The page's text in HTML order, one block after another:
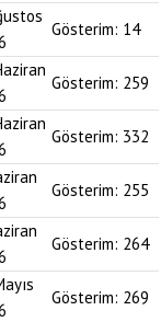
Gösterim: 14
Gösterim: 259
Gösterim: 332
Gösterim: 255
Gösterim: 264
Gösterim: 269